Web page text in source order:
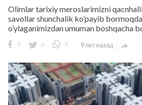
Olimlar tarixiy meroslarimizni
savollar shunchalik ko’payib
o’ylaganimizdan umuman boshqacha
0 0 3 9 лет назад 